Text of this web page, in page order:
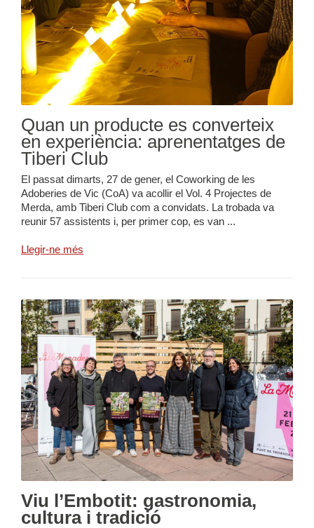
Quan un producte es converteix
en experiència: aprenentatges de
Tiberi Club
El passat dimarts, 27 de gener, el Coworking de les
Adoberies de Vic (CoA) va acollir el Vol. 4 Projectes de
Merda, amb Tiberi Club com a convidats. La trobada va
reunir 57 assistents i, per primer cop, es van ...
Llegir-ne més
Viu l’Embotit: gastronomia,
cultura i tradició